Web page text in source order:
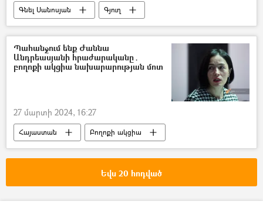
Գնել Սանոսյան
Գյուղ
Դելիմիտացիա
Տավուշ
Պահանջում ենք Ժաննա
Անդրեասյանի հրաժարականը․
բողոքի ակցիա նախարարության մոտ
27 մարտի 2024, 16:27
Հայաստան
Բողոքի ակցիա
Ժաննա Անդրեասյան
Եվս 20 հոդված